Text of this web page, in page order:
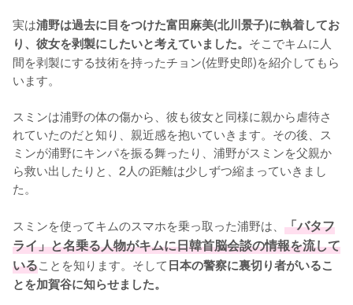
実は浦野は過去に目をつけた富田麻美(北川景子)に執着してお
り、彼女を剥製にしたいと考えていました。 そこでキムに人
間を剥製にする技術を持ったチョン(佐野史郎)を紹介してもら
います。
スミンは浦野の体の傷から、彼も彼女と同様に親から虐待さ
れていたのだと知り、親近感を抱いていきます。その後、ス
ミンが浦野にキンパを振る舞ったり、浦野がスミンを父親か
ら救い出したりと、2人の距離は少しずつ縮まっていきまし
た。
スミンを使ってキムのスマホを乗っ取った浦野は、 「バタフ
ライ」と名乗る人物がキムに日韓首脳会談の情報を流して
いることを知ります。そして日本の警察に裏切り者がいるこ
とを加賀谷に知らせました。